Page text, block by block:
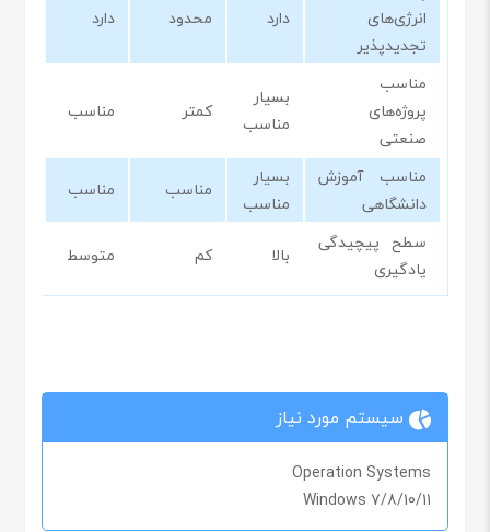
انرژی‌های
تجدیدپذیر
دارد محدود دارد
مناسب
پروژه‌های
صنعتی
بسیار
مناسب
کمتر مناسب
مناسب آموزش
دانشگاهی
بسیار
مناسب
مناسب
مناسب
سطح پیچیدگی
یادگیری
بالا کم متوسط
سیستم مورد نیاز
Operation Systems
Windows 7/8/10/11